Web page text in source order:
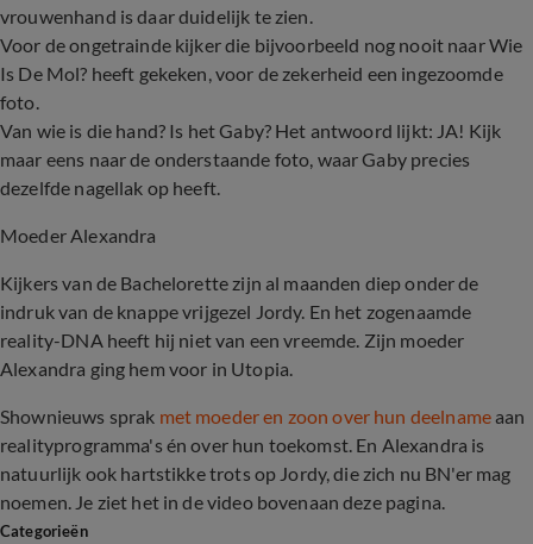
vrouwenhand is daar duidelijk te zien.
Voor de ongetrainde kijker die bijvoorbeeld nog nooit naar Wie
Is De Mol? heeft gekeken, voor de zekerheid een ingezoomde
foto.
Van wie is die hand? Is het Gaby? Het antwoord lijkt: JA! Kijk
maar eens naar de onderstaande foto, waar Gaby precies
dezelfde nagellak op heeft.
Moeder Alexandra
Kijkers van de Bachelorette zijn al maanden diep onder de
indruk van de knappe vrijgezel Jordy. En het zogenaamde
reality-DNA heeft hij niet van een vreemde. Zijn moeder
Alexandra ging hem voor in Utopia.
Shownieuws sprak met moeder en zoon over hun deelnameaan
realityprogramma's én over hun toekomst. En Alexandra is
natuurlijk ook hartstikke trots op Jordy, die zich nu BN'er mag
noemen. Je ziet het in de video bovenaan deze pagina.
Categorieën